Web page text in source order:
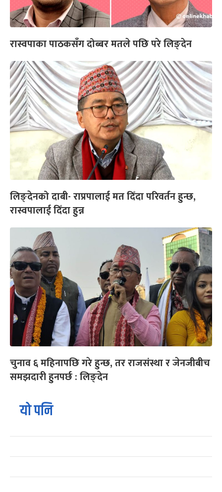
रास्वपाका पाठकसँग दोब्बर मतले पछि परे लिङ्देन
लिङ्देनको दाबी- राप्रपालाई मत दिँदा परिवर्तन हुन्छ,
रास्वपालाई दिँदा हुन्न
चुनाव ६ महिनापछि गरे हुन्छ, तर राजसंस्था र जेनजीबीच
समझदारी हुनपर्छ : लिङ्देन
यो पनि